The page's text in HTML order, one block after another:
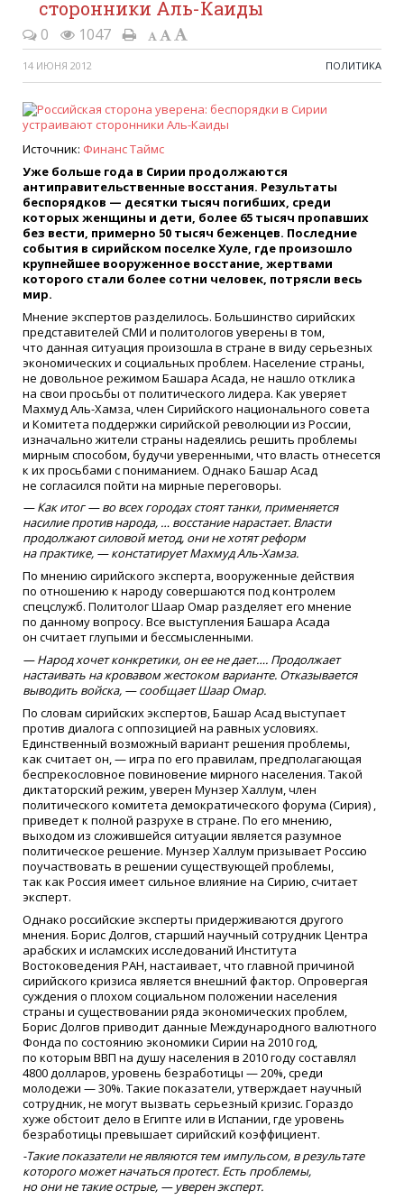
сторонники Аль-Каиды
0 1047
14 ИЮНЯ 2012 ПОЛИТИКА
Источник: Финанс Таймс
Уже больше года в Сирии продолжаются
антиправительственные восстания. Результаты
беспорядков — десятки тысяч погибших, среди
которых женщины и дети, более 65 тысяч пропавших
без вести, примерно 50 тысяч беженцев. Последние
события в сирийском поселке Хуле, где произошло
крупнейшее вооруженное восстание, жертвами
которого стали более сотни человек, потрясли весь
мир.
Мнение экспертов разделилось. Большинство сирийских
представителей СМИ и политологов уверены в том,
что данная ситуация произошла в стране в виду серьезных
экономических и социальных проблем. Население страны,
не довольное режимом Башара Асада, не нашло отклика
на свои просьбы от политического лидера. Как уверяет
Махмуд Аль-Хамза, член Сирийского национального совета
и Комитета поддержки сирийской революции из России,
изначально жители страны надеялись решить проблемы
мирным способом, будучи уверенными, что власть отнесется
к их просьбами с пониманием. Однако Башар Асад
не согласился пойти на мирные переговоры.
— Как итог — во всех городах стоят танки, применяется
насилие против народа, … восстание нарастает. Власти
продолжают силовой метод, они не хотят реформ
на практике, — констатирует Махмуд Аль-Хамза.
По мнению сирийского эксперта, вооруженные действия
по отношению к народу совершаются под контролем
спецслужб. Политолог Шаар Омар разделяет его мнение
по данному вопросу. Все выступления Башара Асада
он считает глупыми и бессмысленными.
— Народ хочет конкретики, он ее не дает…. Продолжает
настаивать на кровавом жестоком варианте. Отказывается
выводить войска, — сообщает Шаар Омар.
По словам сирийских экспертов, Башар Асад выступает
против диалога с оппозицией на равных условиях.
Единственный возможный вариант решения проблемы,
как считает он, — игра по его правилам, предполагающая
беспрекословное повиновение мирного населения. Такой
диктаторский режим, уверен Мунзер Халлум, член
политического комитета демократического форума (Сирия) ,
приведет к полной разрухе в стране. По его мнению,
выходом из сложившейся ситуации является разумное
политическое решение. Мунзер Халлум призывает Россию
поучаствовать в решении существующей проблемы,
так как Россия имеет сильное влияние на Сирию, считает
эксперт.
Однако российские эксперты придерживаются другого
мнения. Борис Долгов, старший научный сотрудник Центра
арабских и исламских исследований Института
Востоковедения РАН, настаивает, что главной причиной
сирийского кризиса является внешний фактор. Опровергая
суждения о плохом социальном положении населения
страны и существовании ряда экономических проблем,
Борис Долгов приводит данные Международного валютного
Фонда по состоянию экономики Сирии на 2010 год,
по которым ВВП на душу населения в 2010 году составлял
4800 долларов, уровень безработицы — 20%, среди
молодежи — 30%. Такие показатели, утверждает научный
сотрудник, не могут вызвать серьезный кризис. Гораздо
хуже обстоит дело в Египте или в Испании, где уровень
безработицы превышает сирийский коэффициент.
-Такие показатели не являются тем импульсом, в результате
которого может начаться протест. Есть проблемы,
но они не такие острые, — уверен эксперт.